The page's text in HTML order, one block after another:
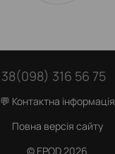
38(098) 316 56 75
💬 Контактна інформація
Повна версія сайту
© EPOD 2026